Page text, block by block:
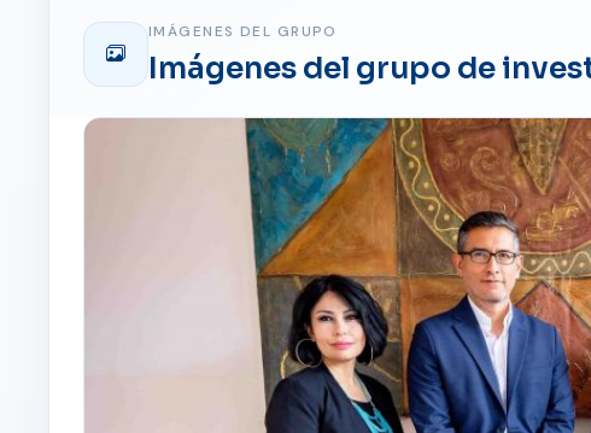
IMÁGENES DEL GRUPO
Imágenes del grupo de